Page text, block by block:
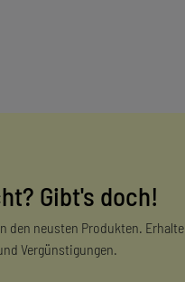
Gibt's doch!
den neusten Produkten. Erhalte
Vergünstigungen.